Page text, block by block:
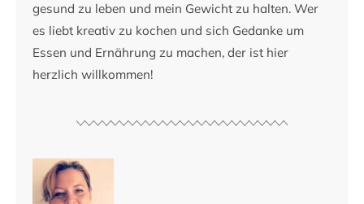
gesund zu leben und mein Gewicht zu halten. Wer
es liebt kreativ zu kochen und sich Gedanke um
Essen und Ernährung zu machen, der ist hier
herzlich willkommen!